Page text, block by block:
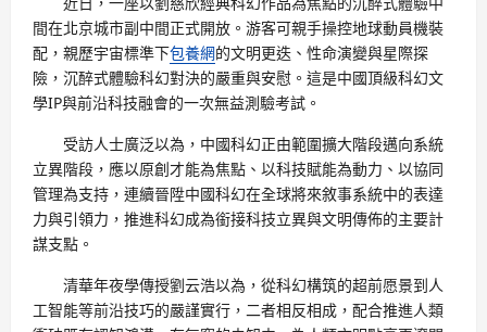
間在北京城市副中間正式開放。游客可親手操控地球動員機裝
配，親歷宇宙標準下包養網的文明更迭、性命演變與星際探
險，沉醉式體驗科幻對決的嚴重與安慰。這是中國頂級科幻文
學IP與前沿科技融會的一次無益測驗考試。
受訪人士廣泛以為，中國科幻正由範圍擴大階段邁向系統
立異階段，應以原創才能為焦點、以科技賦能為動力、以協同
管理為支持，連續晉陞中國科幻在全球將來敘事系統中的表達
力與引領力，推進科幻成為銜接科技立異與文明傳佈的主要計
謀支點。
清華年夜學傳授劉云浩以為，從科幻構筑的超前愿景到人
工智能等前沿技巧的嚴謹實行，二者相反相成，配合推進人類